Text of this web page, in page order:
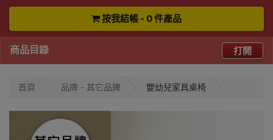
按我結帳 - 0 件產品
商品目錄 打開
首頁 品牌 - 其它品牌 嬰幼兒家具桌椅